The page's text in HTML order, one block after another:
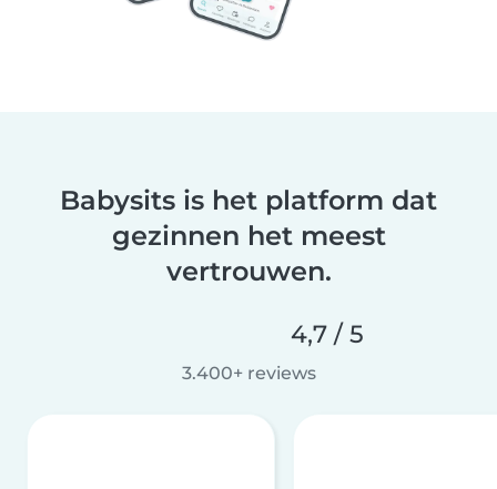
Babysits is het platform dat
gezinnen het meest
vertrouwen.
4,7 / 5
3.400+ reviews